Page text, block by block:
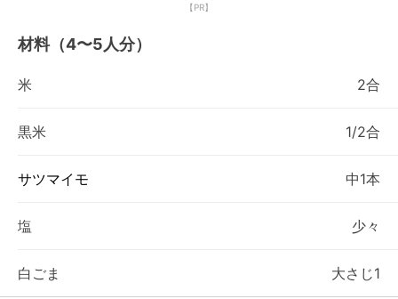
【PR】
材料（4〜5人分）
米 2合
黒米 1/2合
サツマイモ 中1本
塩 少々
白ごま 大さじ1